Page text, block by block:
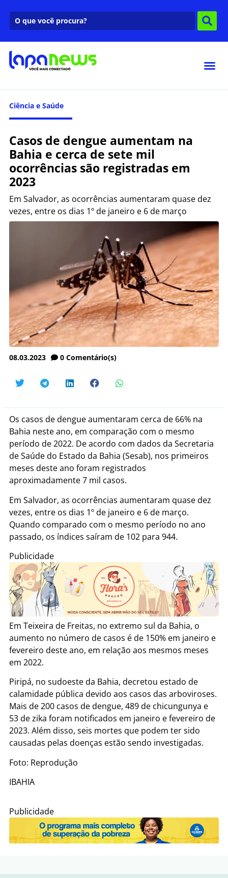
Ciência e Saúde
Casos de dengue aumentam na
Bahia e cerca de sete mil
ocorrências são registradas em
2023
Em Salvador, as ocorrências aumentaram quase dez
vezes, entre os dias 1º de janeiro e 6 de março
08.03.2023 0 Comentário(s)
Os casos de dengue aumentaram cerca de 66% na
Bahia neste ano, em comparação com o mesmo
período de 2022. De acordo com dados da Secretaria
de Saúde do Estado da Bahia (Sesab), nos primeiros
meses deste ano foram registrados
aproximadamente 7 mil casos.
Em Salvador, as ocorrências aumentaram quase dez
vezes, entre os dias 1º de janeiro e 6 de março.
Quando comparado com o mesmo período no ano
passado, os índices saíram de 102 para 944.
Publicidade
Em Teixeira de Freitas, no extremo sul da Bahia, o
aumento no número de casos é de 150% em janeiro e
fevereiro deste ano, em relação aos mesmos meses
em 2022.
Piripá, no sudoeste da Bahia, decretou estado de
calamidade pública devido aos casos das arboviroses.
Mais de 200 casos de dengue, 489 de chicungunya e
53 de zika foram notificados em janeiro e fevereiro de
2023. Além disso, seis mortes que podem ter sido
causadas pelas doenças estão sendo investigadas.
Foto: Reprodução
IBAHIA
Publicidade